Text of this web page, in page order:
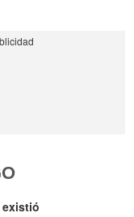
existió